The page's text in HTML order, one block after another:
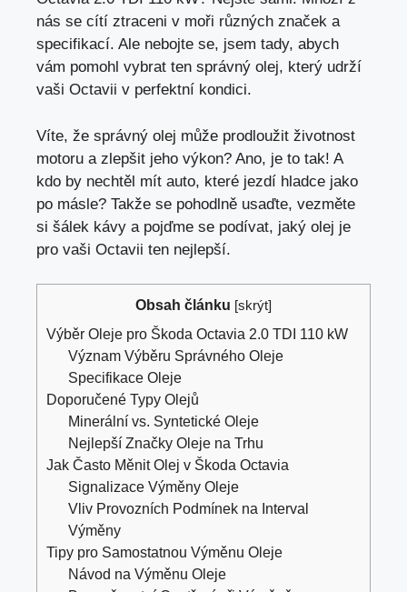
nás se cítí ztraceni v moři různých značek a
specifikací. Ale nebojte se, jsem tady, abych
vám pomohl vybrat ten správný olej, který udrží
vaši Octavii v perfektní kondici.
Víte, že správný olej může prodloužit životnost
motoru a zlepšit jeho výkon? Ano, je to tak! A
kdo by nechtěl mít auto, které jezdí hladce jako
po másle? Takže se pohodlně usaďte, vezměte
si šálek kávy a pojďme se podívat, jaký olej je
pro vaši Octavii ten nejlepší.
Obsah článku [skrýt]
Výběr Oleje pro Škoda Octavia 2.0 TDI 110 kW
Význam Výběru Správného Oleje
Specifikace Oleje
Doporučené Typy Olejů
Minerální vs. Syntetické Oleje
Nejlepší Značky Oleje na Trhu
Jak Často Měnit Olej v Škoda Octavia
Signalizace Výměny Oleje
Vliv Provozních Podmínek na Interval
Výměny
Tipy pro Samostatnou Výměnu Oleje
Návod na Výměnu Oleje